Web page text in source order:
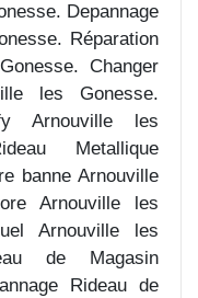
Depannage
Réparation
Changer
les Gonesse.
Arnouville les
Metallique
banne Arnouville
Arnouville les
Arnouville les
de Magasin
Rideau de